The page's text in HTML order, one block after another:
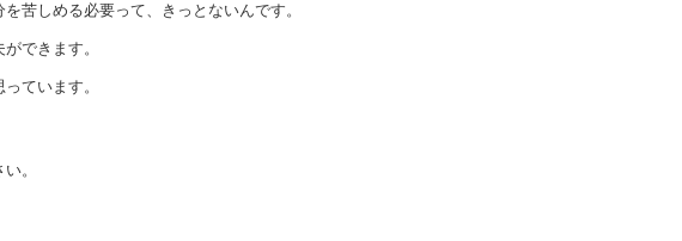
苦しめる必要って、きっとないんです。
できます。
ています。
。